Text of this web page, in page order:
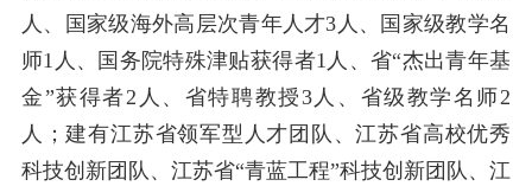
人、国家级海外高层次青年人才3 人、国家级教学名
师1 人、国务院特殊津贴获得者1 人、省“杰出青年基
金”获得者2 人、省特聘教授3人、省级教学名师2
人；建有江苏省领军型人才团队、江苏省高校优秀
科技创新团队、江苏省“青蓝工程”科技创新团队、江